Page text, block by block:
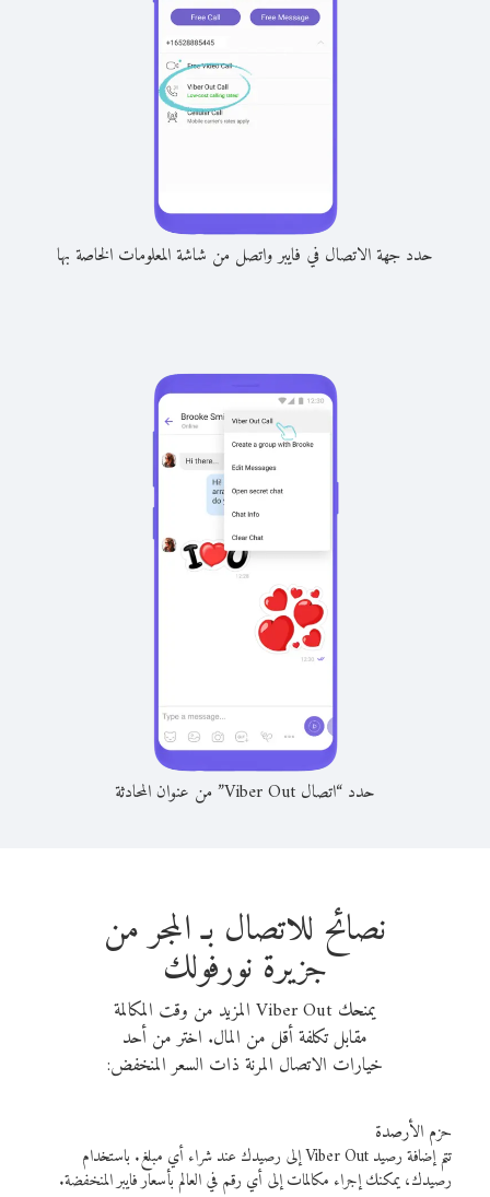
حدد جهة الاتصال في فايبر واتصل من شاشة المعلومات الخاصة بها
حدد “اتصال Viber Out” من عنوان المحادثة
نصائح للاتصال بـ المجر من
جزيرة نورفولك
يمنحك Viber Out المزيد من وقت المكالمة
مقابل تكلفة أقل من المال. اختر من أحد
خيارات الاتصال المرنة ذات السعر المنخفض:
حزم الأرصدة
تتم إضافة رصيد Viber Out إلى رصيدك عند شراء أي مبلغ. باستخدام
رصيدك، يمكنك إجراء مكالمات إلى أي رقم في العالم بأسعار فايبر المنخفضة.